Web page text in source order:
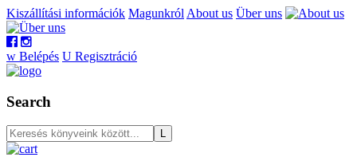
Kiszállítási információk Magunkról About us Über uns
w Belépés U Regisztráció
Search